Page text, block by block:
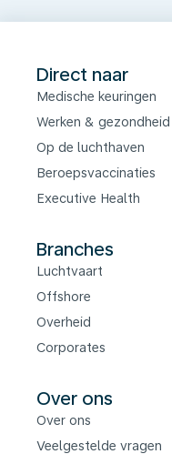
Direct naar
Medische keuringen
Werken & gezondheid
Op de luchthaven
Beroepsvaccinaties
Executive Health
Branches
Luchtvaart
Offshore
Overheid
Corporates
Over ons
Over ons
Veelgestelde vragen